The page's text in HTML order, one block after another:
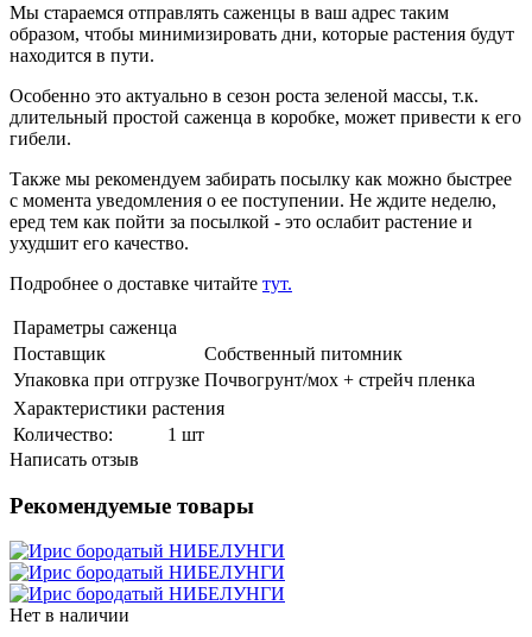
Мы стараемся отправлять саженцы в ваш адрес таким
образом, чтобы минимизировать дни, которые растения будут
находится в пути.
Особенно это актуально в сезон роста зеленой массы, т.к.
длительный простой саженца в коробке, может привести к его
гибели.
Также мы рекомендуем забирать посылку как можно быстрее
с момента уведомления о ее поступении. Не ждите неделю,
еред тем как пойти за посылкой - это ослабит растение и
ухудшит его качество.
Подробнее о доставке читайте тут.
Параметры саженца
Поставщик
Собственный питомник
Упаковка при отгрузке Почвогрунт/мох + стрейч пленка
Характеристики растения
Количeствo:
1 шт
Написать отзыв
Рекомендуемые товары
Нет в наличии